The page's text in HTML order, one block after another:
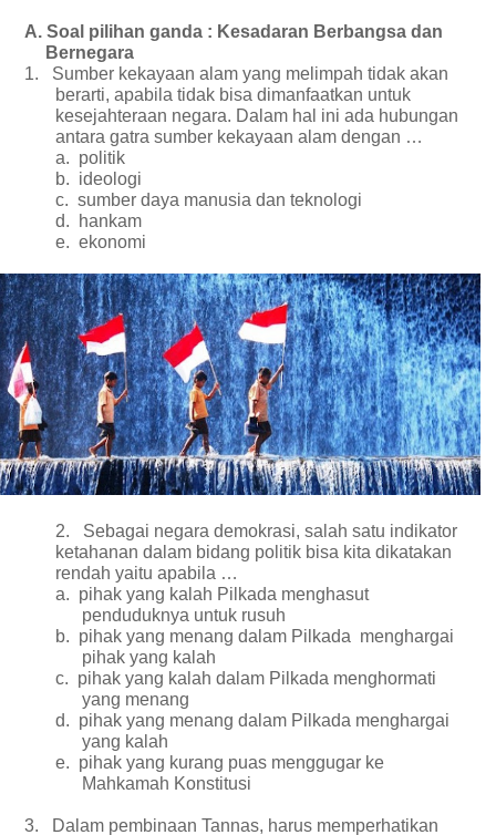
A. Soal pilihan ganda : Kesadaran Berbangsa dan
Bernegara
1.
Sumber kekayaan alam yang melimpah tidak akan
berarti, apabila tidak bisa dimanfaatkan untuk
kesejahteraan negara. Dalam hal ini ada hubungan
antara gatra sumber kekayaan alam dengan …
a. politik
b. ideologi
c. sumber daya manusia dan teknologi
d.
hankam
e. ekonomi
2.
Sebagai negara demokrasi, salah satu indikator
ketahanan dalam bidang politik bisa kita dikatakan
rendah yaitu apabila …
a. pihak yang kalah Pilkada menghasut
penduduknya untuk rusuh
b. pihak yang menang dalam Pilkada menghargai
pihak yang kalah
c. pihak yang kalah dalam Pilkada menghormati
yang menang
d. pihak yang menang dalam Pilkada menghargai
yang kalah
e. pihak yang kurang puas menggugar ke
Mahkamah Konstitusi
3.
Dalam pembinaan Tannas, harus memperhatikan